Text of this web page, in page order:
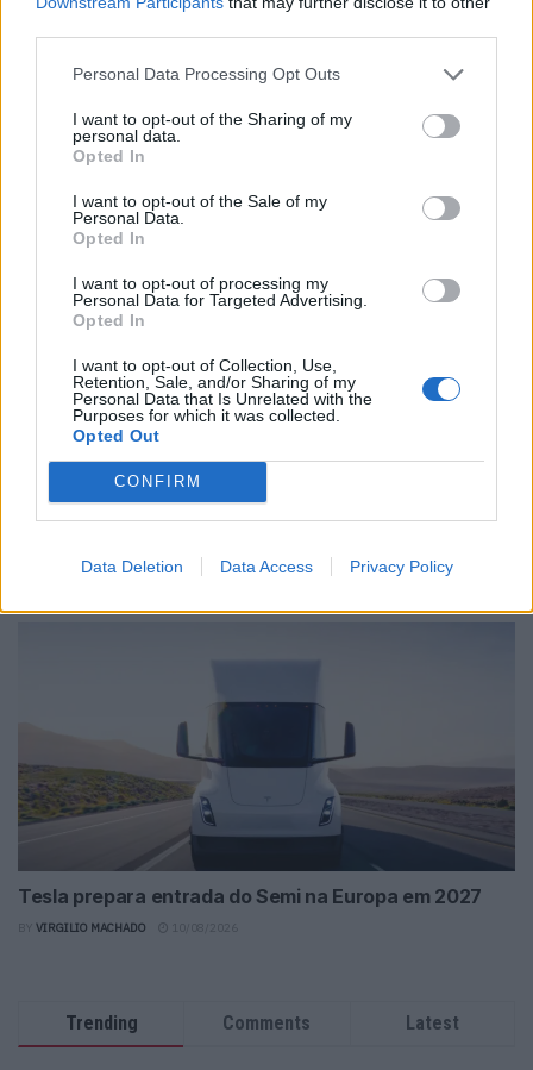
Personal Data Processing Opt Outs
I want to opt-out of the Sharing of my
personal data.
Opted In
I want to opt-out of the Sale of my
Personal Data.
Opted In
I want to opt-out of processing my
Personal Data for Targeted Advertising.
Opted In
I want to opt-out of Collection, Use,
Retention, Sale, and/or Sharing of my
Personal Data that Is Unrelated with the
Purposes for which it was collected.
Opted Out
CONFIRM
Data Deletion Data Access Privacy Policy
mas esta marca japonesa ainda cobra por
eles
VITOR MENDES 10/08/2026
A China também tem o seu Ferrari Purosangue e
custa menos de 40.000 €
Tesla prepara entrada do Semi na Europa em 2027
VIRGILIO MACHADO
Trending Comments Latest